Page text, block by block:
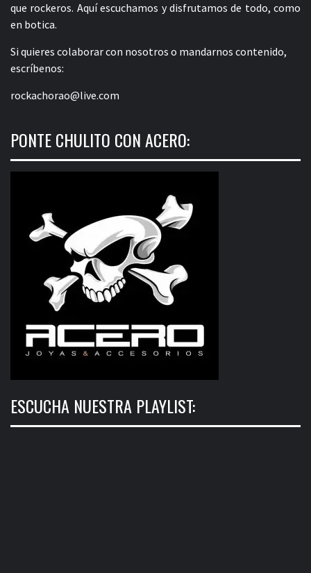
que rockeros. Aquí escuchamos y disfrutamos de todo, como
en botica.
Si quieres colaborar con nosotros o mandarnos contenido,
escríbenos:
rockachorao@live.com
PONTE CHULITO CON ACERO:
ESCUCHA NUESTRA PLAYLIST: